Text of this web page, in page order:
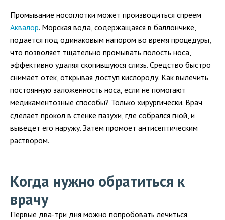
Промывание носоглотки может производиться спреем
Аквалор. Морская вода, содержащаяся в баллончике,
подается под одинаковым напором во время процедуры,
что позволяет тщательно промывать полость носа,
эффективно удаляя скопившуюся слизь. Средство быстро
снимает отек, открывая доступ кислороду. Как вылечить
постоянную заложенность носа, если не помогают
медикаментозные способы? Только хирургически. Врач
сделает прокол в стенке пазухи, где собрался гной, и
выведет его наружу. Затем промоет антисептическим
раствором.
Когда нужно обратиться к
врачу
Первые два-три дня можно попробовать лечиться